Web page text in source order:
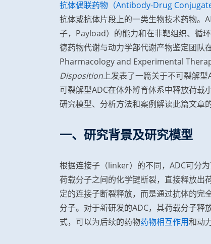
抗体偶联药物（Antibody-Drug Conjugate
抗体或抗体片段上的一类生物技术药物。
子，Payload）的能力和在非靶组织、循
德药物代谢与动力学部代谢产物鉴定团
Pharmacology and Experimental
Disposition上发表了一篇关于不可裂解
可裂解型ADC在体外孵育体系中释放荷载
研究模型、分析方法和案例解读此篇文章的
一、研究背景及研究模型
根据连接子（linker）的不同，ADC可分
荷载分子之间的化学键断裂，直接释放出
定的连接子断裂释放，而是通过抗体的
分子。对于新研发的ADC，其荷载分子
式，可以为后续的药物药物相互作用和动